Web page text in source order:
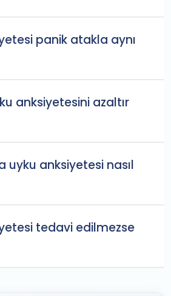
panik atakla aynı
anksiyetesini azaltır
uyku anksiyetesi nasıl
tedavi edilmezse